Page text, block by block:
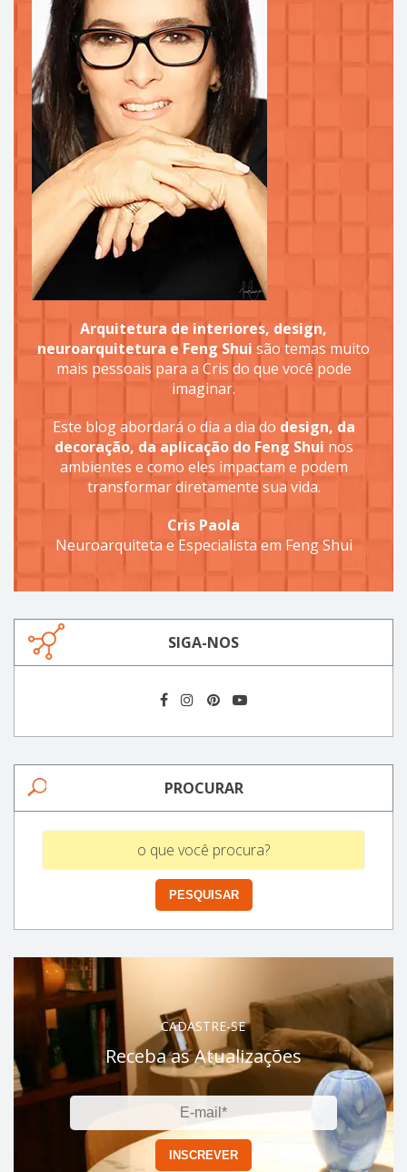
Arquitetura de interiores, design,
neuroarquitetura e Feng Shui são temas muito
mais pessoais para a Cris do que você pode
imaginar.
Este blog abordará o dia a dia do design, da
decoração, da aplicação do Feng Shui nos
ambientes e como eles impactam e podem
transformar diretamente sua vida.
Cris Paola
Neuroarquiteta e Especialista em Feng Shui
SIGA-NOS
PROCURAR
CADASTRE-SE
Receba as Atualizações